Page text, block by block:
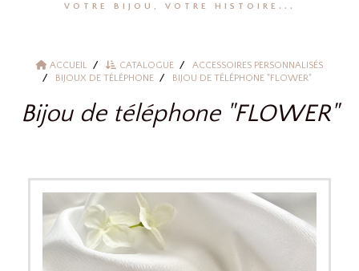
VOTRE BIJOU, VOTRE HISTOIRE...
ACCUEIL CATALOGUE
ACCESSOIRES PERSONNALISÉS
BIJOUX DE TÉLÉPHONE
BIJOU DE TÉLÉPHONE "FLOWER"
Bijou de téléphone "FLOWER"